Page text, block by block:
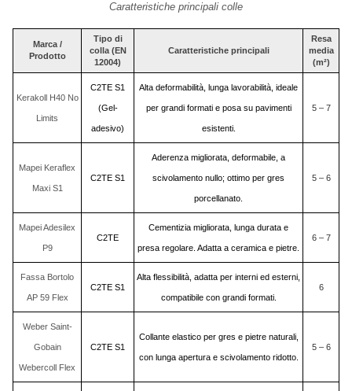
Caratteristiche principali colle
Marca /
Prodotto
Tipo di
colla (EN
12004)
Caratteristiche principali
Resa
media
(m²)
Kerakoll H40 No
Limits
C2TE S1
(Gel-
adesivo)
Alta deformabilità, lunga lavorabilità, ideale
per grandi formati e posa su pavimenti
esistenti.
5 – 7
Mapei Keraflex
Maxi S1
C2TE S1
Aderenza migliorata, deformabile, a
scivolamento nullo; ottimo per gres
porcellanato.
5 – 6
Mapei Adesilex
P9
C2TE
Cementizia migliorata, lunga durata e
presa regolare. Adatta a ceramica e pietre.
6 – 7
Fassa Bortolo
AP 59 Flex
C2TE S1
Alta flessibilità, adatta per interni ed esterni,
compatibile con grandi formati.
6
Weber Saint-
Gobain
Webercoll Flex
C2TE S1
Collante elastico per gres e pietre naturali,
con lunga apertura e scivolamento ridotto.
5 – 6